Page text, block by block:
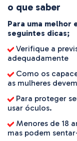
o que saber
Para uma melhor
seguintes dicas;
Verifique a
adequadamente
Como os
as mulheres
Para proteger
usar óculos.
Menores de 18
mas podem